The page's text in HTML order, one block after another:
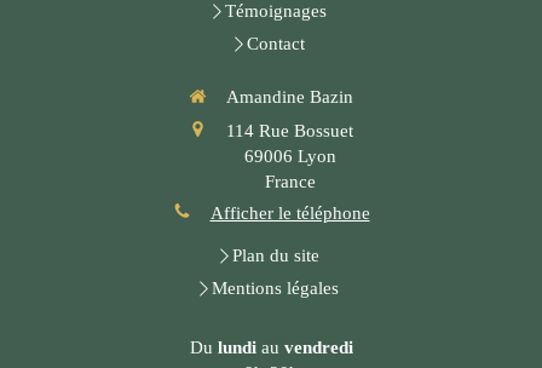
Témoignages
Contact
Amandine Bazin
114 Rue Bossuet
69006 Lyon
France
Afficher le téléphone
Plan du site
Mentions légales
Du lundiau vendredi